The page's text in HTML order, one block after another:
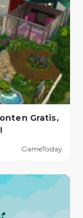
Gratis,
GameToday